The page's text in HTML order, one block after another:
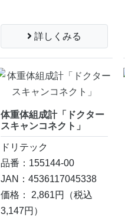
詳しくみる
体重体組成計「ドクター
スキャンコネクト」
ドリテック
品番：155144-00
JAN：4536117045338
価格： 2,861円
（税込
3,147円）